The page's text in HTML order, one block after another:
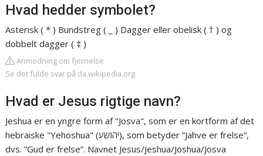
Hvad hedder symbolet?
Asterisk ( * ) Bundstreg ( _ ) Dagger eller obelisk ( † ) og
dobbelt dagger ( ‡ )
Anmodning om fjernelse
Se det fulde svar på da.wikipedia.org
Hvad er Jesus rigtige navn?
Jeshua er en yngre form af "Josva", som er en kortform af det
hebraiske "Yehoshua" (יהושע), som betyder ”Jahve er frelse”,
dvs. ”Gud er frelse”. Navnet Jesus/Jeshua/Joshua/Josva